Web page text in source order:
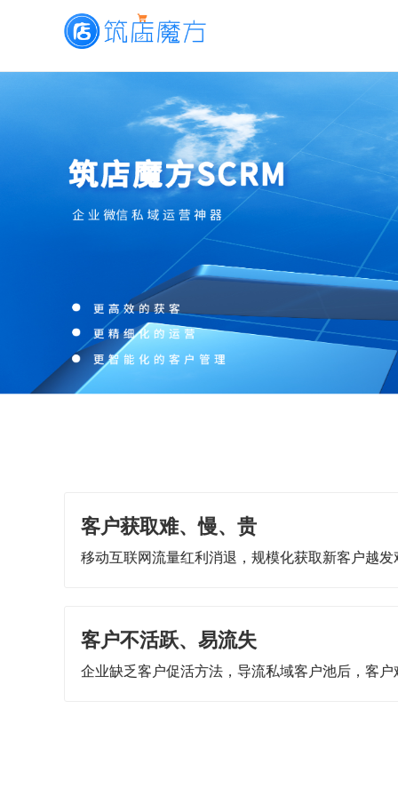
客户获取难、慢、贵
移动互联网流量红利消退，规模化获取新客户越
客户不活跃、易流失
企业缺乏客户促活方法，导流私域客户池后，客